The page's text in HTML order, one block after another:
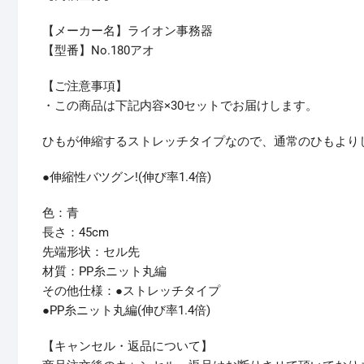
【メーカー名】ライオン事務器
【型番】No.180アオ
【ご注意事項】
・この商品は下記内容×30セットでお届けします。
ひもが伸縮するストレッチタイプなので、通常のひもより
●伸縮性バツグン!(伸び率1.4倍)
色：青
長さ：45cm
先端形状：セル先
材質：PP糸ニット丸編
その他仕様：●ストレッチタイプ
●PP糸ニット丸編(伸び率1.4倍)
【キャンセル・返品について】